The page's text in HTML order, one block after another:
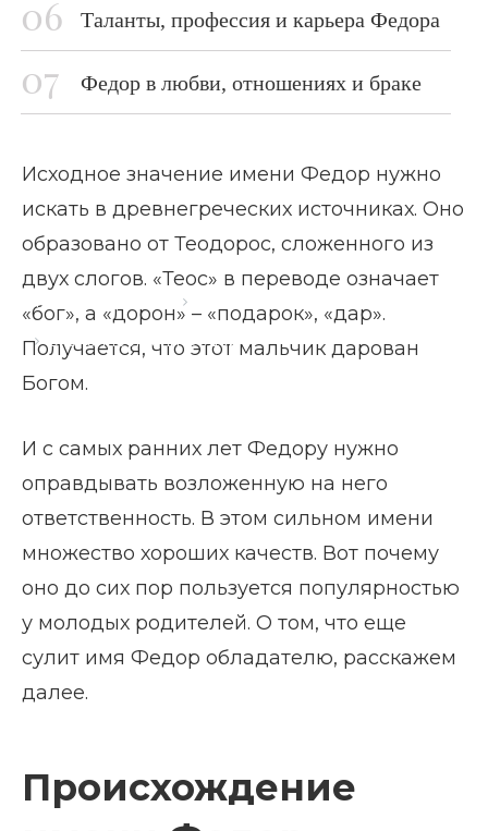
Главная страница
Значение имени Федор
Таланты, профессия и карьера Федора
Федор в любви, отношениях и браке
Исходное значение имени Федор нужно
искать в древнегреческих источниках. Оно
образовано от Теодорос, сложенного из
двух слогов. «Теос» в переводе означает
«бог», а «дорон» – «подарок», «дар».
Получается, что этот мальчик дарован
Богом.
И с самых ранних лет Федору нужно
оправдывать возложенную на него
ответственность. В этом сильном имени
множество хороших качеств. Вот почему
оно до сих пор пользуется популярностью
у молодых родителей. О том, что еще
сулит имя Федор обладателю, расскажем
далее.
Происхождение